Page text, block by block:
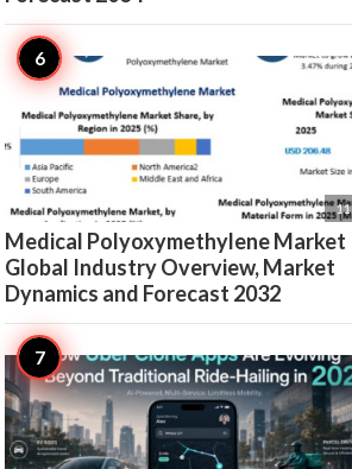
11
Medical Polyoxymethylene Market
Global Industry Overview, Market
Dynamics and Forecast 2032